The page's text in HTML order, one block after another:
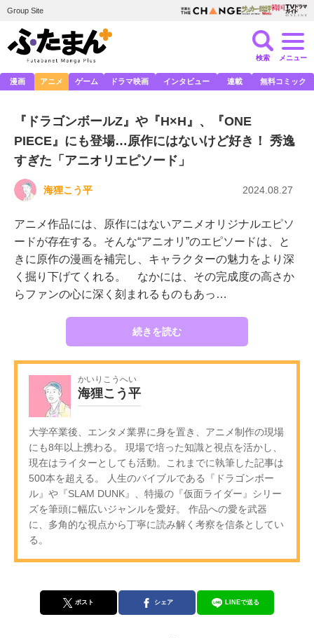
Group Site
検索 メニュー
漫画 アニメ ゲーム ドラマ映画 インタビュー 連載 無料コミック
『ドラゴンボールZ』や『H×H』、『ONE
PIECE』にも登場…原作にはないけど好き！ 秀逸
すぎた「アニオリエピソード」
海狸こう平 2024.08.27
アニメ作品には、原作にはないアニメオリジナルエピソ
ードが存在する。そんな“アニオリ”のエピソードは、と
きに原作の漫画を補完し、キャラクターの魅力をより深
く掘り下げてくれる。 なかには、その完成度の高さか
らファンの心に深く刻まれるものもあっ…
続きを読む
かいりこうへい
海狸こう平
大学卒業後、エンタメ業界に身を置き、アニメ制作の現場
にも8年以上携わる。 現場で培った知識と視点を活かし、
現在はライターとしても活動。これまでに執筆した記事は
500本を超える。 人生のバイブルである『ドラゴンボー
ル』や『SLAM DUNK』、特撮の『仮面ライダー』シリー
ズを筆頭に幅広いジャンルを愛好。 作品への愛を武器
に、多角的な視点から丁寧に読み解く考察を信条としてい
る。
ポスト シェア LINEで送る